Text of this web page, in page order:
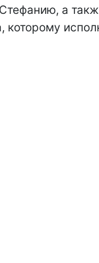
а
которому